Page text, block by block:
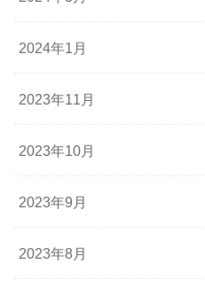
2024年1月
2023年11月
2023年10月
2023年9月
2023年8月